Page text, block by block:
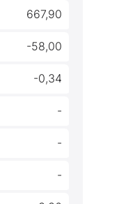
667,90
-58,00
-0,34
-
-
-